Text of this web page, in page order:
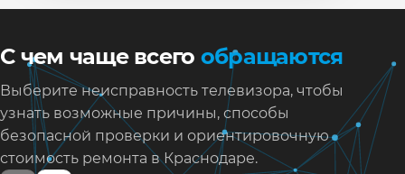
С чем чаще всего обращаются
Выберите неисправность телевизора, чтобы
узнать возможные причины, способы
безопасной проверки и ориентировочную
стоимость ремонта в Краснодаре.